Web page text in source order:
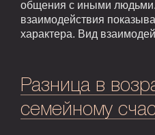
общения с иными
взаимодействия
характера. Вид
Разница в
семейному